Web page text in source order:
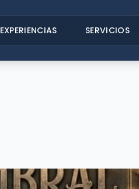
EXPERIENCIAS SERVICIOS